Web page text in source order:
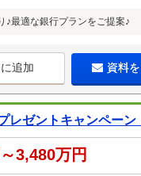
最適な銀行プランをご提案♪
追加 資料
レゼントキャンペーン
3,480万円